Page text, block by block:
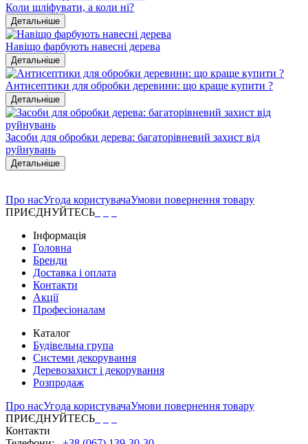
Коли шліфувати, а коли ні?
Детальніше
Навіщо фарбують навесні дерева
Детальніше
Антисептики для обробки деревини: що краще купити ?
Детальніше
Засоби для обробки дерева: багаторівневий захист від
руйнувань
Детальніше
Про насУгода користувачаУмови повернення товару
ПРИЄДНУЙТЕСЬ
Інформація
Головна
Бренди
Доставка і оплата
Контакти
Акції
Професіоналам
Каталог
Будівельна група
Системи декорування
Деревозахист і декорування
Розпродаж
Про насУгода користувачаУмови повернення товару
ПРИЄДНУЙТЕСЬ
Контакти